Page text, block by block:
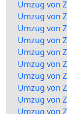
Umzug von
Umzug von
Umzug von
Umzug von
Umzug von
Umzug von
Umzug von
Umzug von
Umzug von
Umzug von